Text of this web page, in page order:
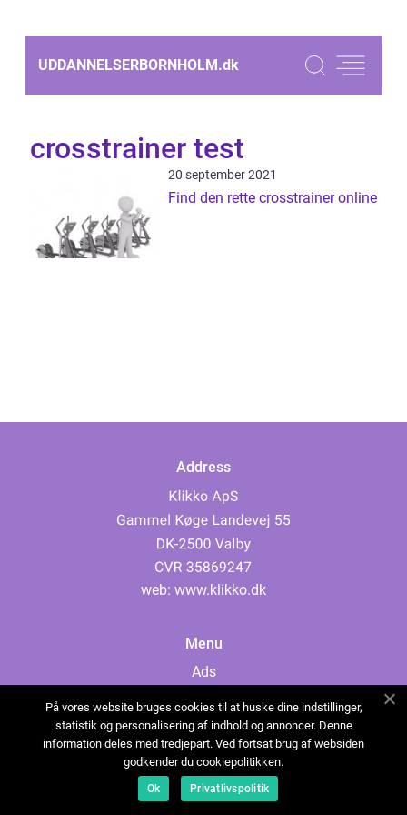
UDDANNELSERBORNHOLM.dk
crosstrainer test
20 september 2021
Find den rette crosstrainer online
Address
web: www.klikko.dk
Menu
Ads
Cookies
Contact
Sitemap
På vores website bruges cookies til at huske dine indstillinger,
statistik og personalisering af indhold og annoncer. Denne
information deles med tredjepart. Ved fortsat brug af websiden
godkender du cookiepolitikken.
Ok Privatlivspolitik